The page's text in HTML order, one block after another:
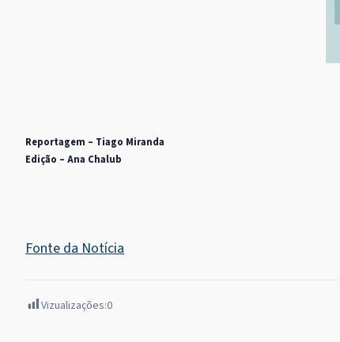
Reportagem – Tiago Miranda
Edição – Ana Chalub
Fonte da Notícia
Vizualizações:0